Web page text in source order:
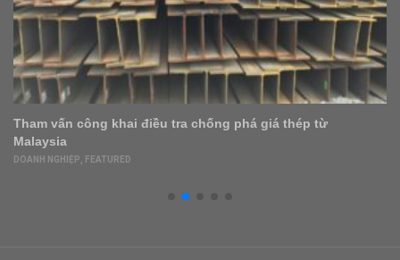
Tham vấn công khai điều tra chống phá giá thép từ
Malaysia
DOANH NGHIỆP FEATURED